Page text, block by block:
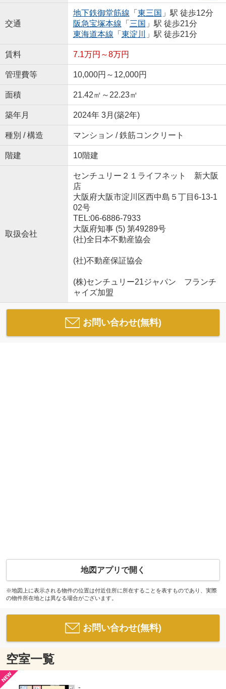
交通
地下鉄御堂筋線 「 東三国 」駅 徒歩12分
阪急宝塚本線 「 三国 」駅 徒歩21分
東海道本線 「 東淀川 」駅 徒歩21分
賃料 7.1万円～8万円
管理費等 10,000円～12,000円
面積 21.42㎡～22.23㎡
築年月 2024年 3月(築2年)
種別 / 構造 マンション / 鉄筋コンクリート
階建 10階建
取扱会社
センチュリー２１ライフネット 新大阪
店
大阪府大阪市淀川区西中島５丁目6-13-1
02号
TEL:06-6886-7933
大阪府知事 (5) 第49289号
(社)全日本不動産協会
(社)不動産保証協会
(株)センチュリー21ジャパン フランチ
ャイズ加盟
お問い合わせ(無料)
地図アプリで開く
※地図上に表示される物件の位置は付近住所に所在することを表すものであり、実際
の物件所在地とは異なる場合がございます。
お問い合わせ(無料)
空室一覧
-